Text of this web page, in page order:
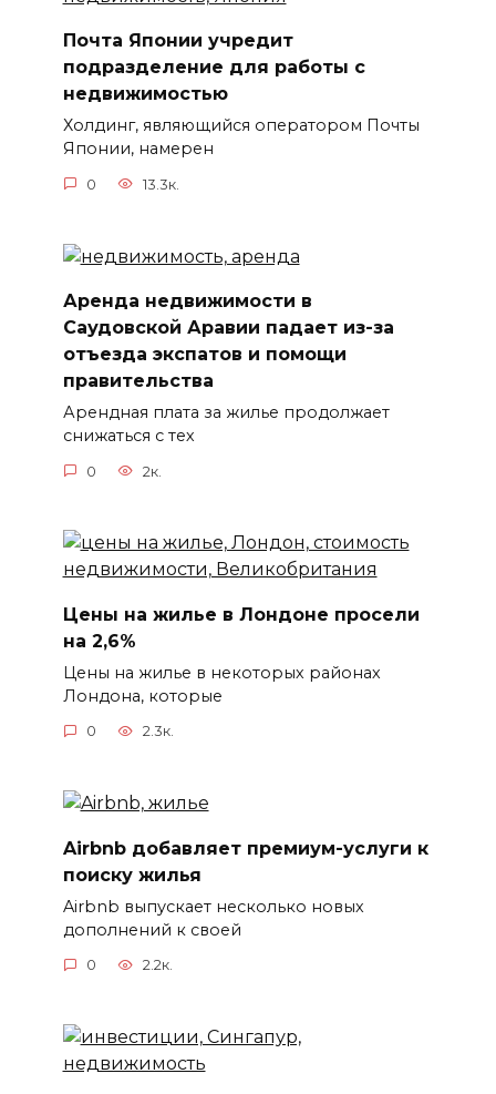
Почта Японии учредит
подразделение для работы с
недвижимостью
Холдинг, являющийся оператором Почты
Японии, намерен
0 13.3к.
Аренда недвижимости в
Саудовской Аравии падает из-за
отъезда экспатов и помощи
правительства
Арендная плата за жилье продолжает
снижаться с тех
0 2к.
Цены на жилье в Лондоне просели
на 2,6%
Цены на жилье в некоторых районах
Лондона, которые
0 2.3к.
Airbnb добавляет премиум-услуги к
поиску жилья
Airbnb выпускает несколько новых
дополнений к своей
0 2.2к.